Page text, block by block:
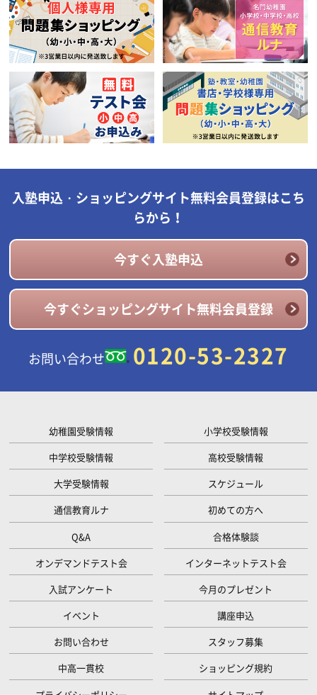
入塾申込・ショッピングサイト無料会員登録はこち
らから！
今すぐ入塾申込
今すぐショッピングサイト無料会員登録
お問い合わせ 0120-53-2327
幼稚園受験情報
小学校受験情報
中学校受験情報
高校受験情報
大学受験情報
スケジュール
通信教育ルナ
初めての方へ
Q&A
合格体験談
オンデマンドテスト会
インターネットテスト会
入試アンケート
今月のプレゼント
イベント
講座申込
お問い合わせ
スタッフ募集
中高一貫校
ショッピング規約